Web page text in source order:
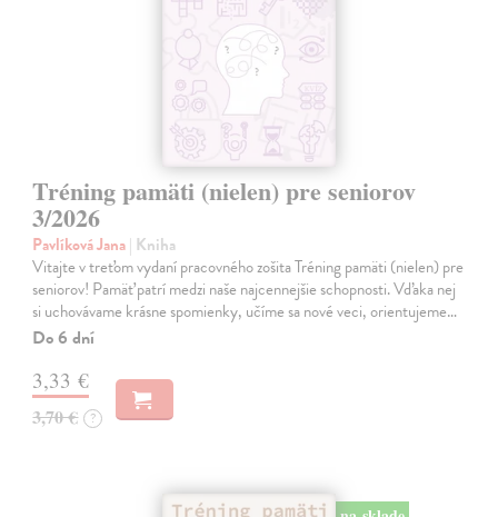
Tréning pamäti (nielen) pre seniorov
3/2026
Pavlíková Jana| Kniha
Vitajte v treťom vydaní pracovného zošita Tréning pamäti (nielen) pre
seniorov! Pamäť patrí medzi naše najcennejšie schopnosti. Vďaka nej
si uchovávame krásne spomienky, učíme sa nové veci, orientujeme…
Do 6 dní
3,33 €
3,70 € ?